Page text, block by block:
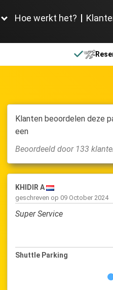
Hoe werkt het?
Klanten beoordelen deze
een
Beoordeeld door 133
10-10-2024 t/m 25-10-2024